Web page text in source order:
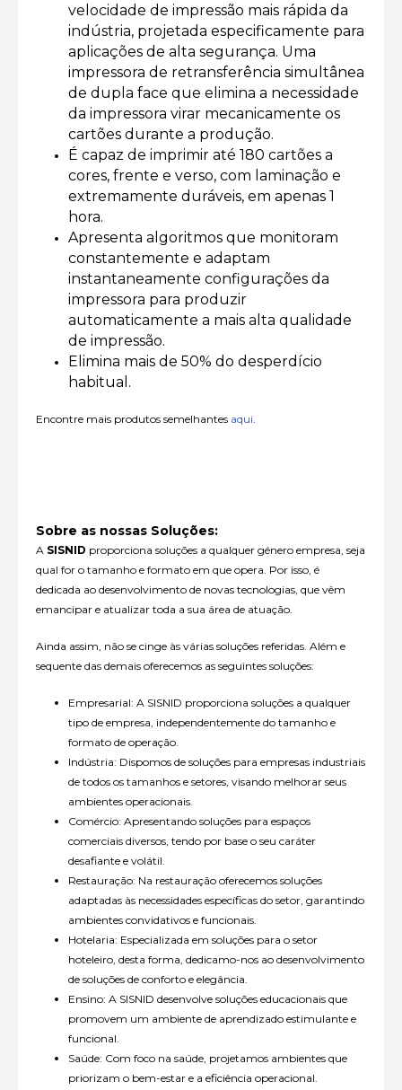
velocidade de impressão mais rápida da
indústria, projetada especificamente para
aplicações de alta segurança. Uma
impressora de retransferência simultânea
de dupla face que elimina a necessidade
da impressora virar mecanicamente os
cartões durante a produção.
É capaz de imprimir até 180 cartões a
cores, frente e verso, com laminação e
extremamente duráveis, em apenas 1
hora.
Apresenta algoritmos que monitoram
constantemente e adaptam
instantaneamente configurações da
impressora para produzir
automaticamente a mais alta qualidade
de impressão.
Elimina mais de 50% do desperdício
habitual.
Encontre mais produtos semelhantes aqui.
Sobre as nossas Soluções:
A SISNID proporciona soluções a qualquer género empresa, seja
qual for o tamanho e formato em que opera. Por isso, é
dedicada ao desenvolvimento de novas tecnologias, que vêm
emancipar e atualizar toda a sua área de atuação.
Ainda assim, não se cinge às várias soluções referidas. Além e
sequente das demais oferecemos as seguintes soluções:
Empresarial: A SISNID proporciona soluções a qualquer
tipo de empresa, independentemente do tamanho e
formato de operação.
Indústria: Dispomos de soluções para empresas industriais
de todos os tamanhos e setores, visando melhorar seus
ambientes operacionais.
Comércio: Apresentando soluções para espaços
comerciais diversos, tendo por base o seu caráter
desafiante e volátil.
Restauração: Na restauração oferecemos soluções
adaptadas às necessidades específicas do setor, garantindo
ambientes convidativos e funcionais.
Hotelaria: Especializada em soluções para o setor
hoteleiro, desta forma, dedicamo-nos ao desenvolvimento
de soluções de conforto e elegância.
Ensino: A SISNID desenvolve soluções educacionais que
promovem um ambiente de aprendizado estimulante e
funcional.
Saúde: Com foco na saúde, projetamos ambientes que
priorizam o bem-estar e a eficiência operacional.